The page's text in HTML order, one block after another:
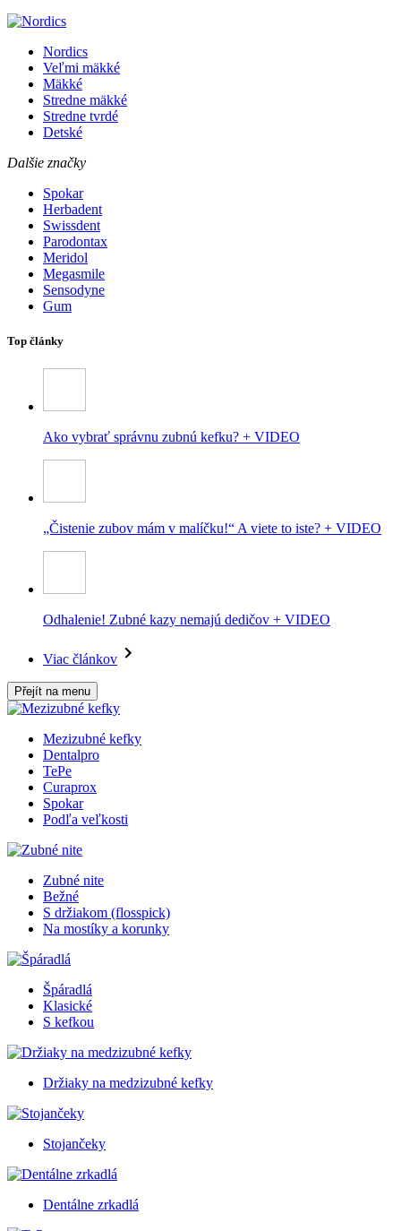
Nordics
Veľmi mäkké
Mäkké
Stredne mäkké
Stredne tvrdé
Detské
Dalšie značky
Spokar
Herbadent
Swissdent
Parodontax
Meridol
Megasmile
Sensodyne
Gum
Top články
Ako vybrať správnu zubnú kefku? + VIDEO
„Čistenie zubov mám v malíčku!“ A viete to iste? + VIDEO
Odhalenie! Zubné kazy nemajú dedičov + VIDEO
Viac článkov
Přejít na menu
Mezizubné kefky
Dentalpro
TePe
Curaprox
Spokar
Podľa veľkosti
Zubné nite
Bežné
S držiakom (flosspick)
Na mostíky a korunky
Špáradlá
Klasické
S kefkou
Držiaky na medzizubné kefky
Stojančeky
Dentálne zrkadlá